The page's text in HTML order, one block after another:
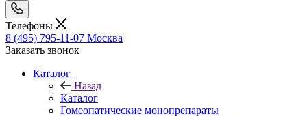
Телефоны
8 (495) 795-11-07 Москва
Заказать звонок
Каталог
Назад
Каталог
Гомеопатические монопрепараты